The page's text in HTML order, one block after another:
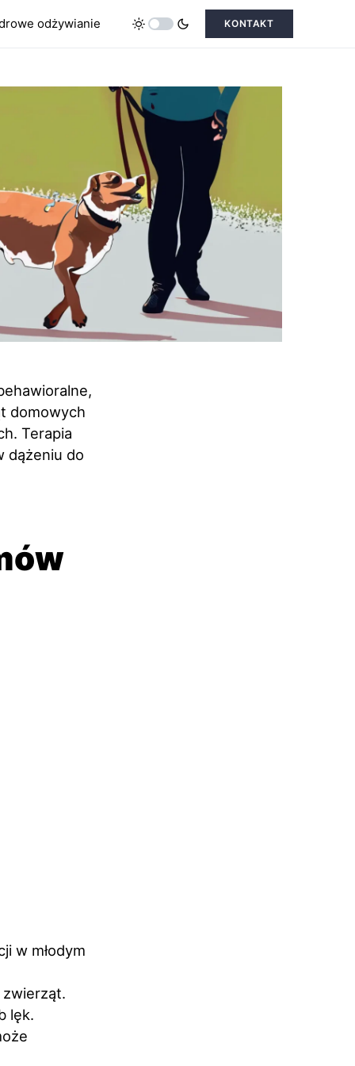
odżywianie KONTAKT
domowych
Terapia
dążeniu do
w młodym
zwierząt.
lęk.